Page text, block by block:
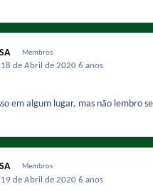
Membros
18 de Abril de 20206 anos
em algum lugar, mas não lembro
Membros
19 de Abril de 20206 anos